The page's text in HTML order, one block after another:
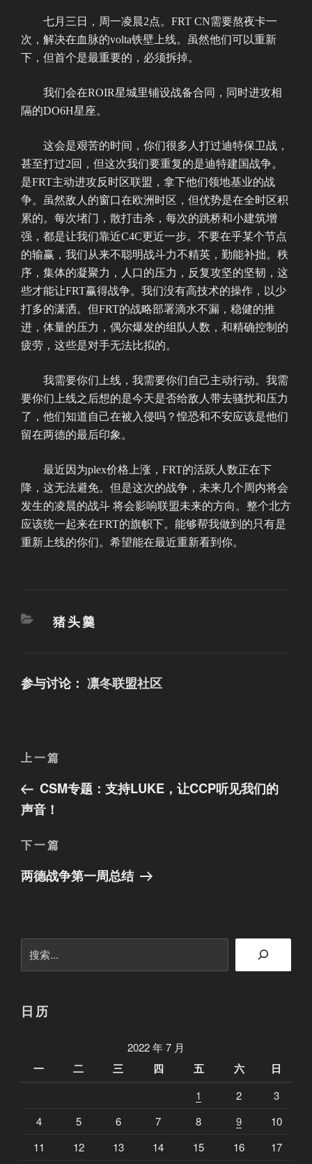
七月三日，周一凌晨2点。FRT CN需要熬夜卡一
次，解决在血脉的volta铁壁上线。虽然他们可以重新
下，但首个是最重要的，必须拆掉。
我们会在ROIR星城里铺设战备合同，同时进攻相
隔的DO6H星座。
这会是艰苦的时间，你们很多人打过迪特保卫战，
甚至打过2回，但这次我们要重复的是迪特建国战争。
是FRT主动进攻反时区联盟，拿下他们领地基业的战
争。虽然敌人的窗口在欧洲时区，但优势是在全时区积
累的。每次堵门，散打击杀，每次的跳桥和小建筑增
强，都是让我们靠近C4C更近一步。不要在乎某个节点
的输赢，我们从来不聪明战斗力不精英，勤能补拙。秩
序，集体的凝聚力，人口的压力，反复攻坚的坚韧，这
些才能让FRT赢得战争。我们没有高技术的操作，以少
打多的潇洒。但FRT的战略部署滴水不漏，稳健的推
进，体量的压力，偶尔爆发的组队人数，和精确控制的
疲劳，这些是对手无法比拟的。
我需要你们上线，我需要你们自己主动行动。我需
要你们上线之后想的是今天是否给敌人带去骚扰和压力
了，他们知道自己在被入侵吗？惶恐和不安应该是他们
留在两德的最后印象。
最近因为plex价格上涨，FRT的活跃人数正在下
降，这无法避免。但是这次的战争，未来几个周内将会
发生的凌晨的战斗 将会影响联盟未来的方向。整个北方
应该统一起来在FRT的旗帜下。能够帮我做到的只有是
重新上线的你们。希望能在最近重新看到你。
分
猪头羹
参与讨论： 凛冬联盟社区
文
导
上
篇
文
上一篇
CSM专题：支持LUKE，让CCP听见我们的
声音！
下
篇
下一篇
两德战争第一周总结
索
日历
2022 年 7 月
一 二 三 四 五 六 日
1 2
3
4
5 6 7 8 9
10
11
12 13 14 15 16
17